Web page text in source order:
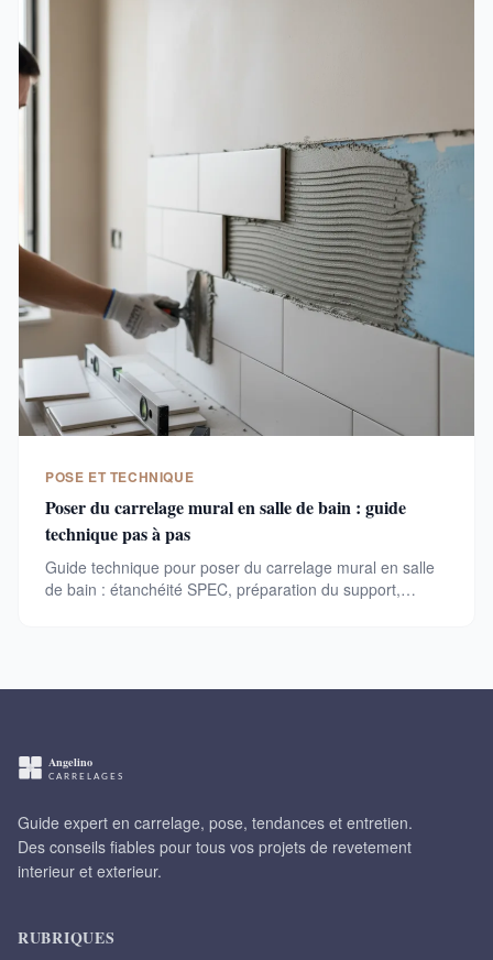
POSE ET TECHNIQUE
Poser du carrelage mural en salle de bain : guide
technique pas à pas
Guide technique pour poser du carrelage mural en salle
de bain : étanchéité SPEC, préparation du support,
Guide expert en carrelage, pose, tendances et entretien.
Des conseils fiables pour tous vos projets de revetement
interieur et exterieur.
RUBRIQUES